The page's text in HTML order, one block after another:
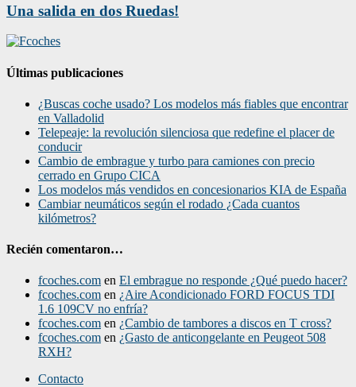
Una salida en dos Ruedas!
Últimas publicaciones
¿Buscas coche usado? Los modelos más fiables que encontrar
en Valladolid
Telepeaje: la revolución silenciosa que redefine el placer de
conducir
Cambio de embrague y turbo para camiones con precio
cerrado en Grupo CICA
Los modelos más vendidos en concesionarios KIA de España
Cambiar neumáticos según el rodado ¿Cada cuantos
kilómetros?
Recién comentaron…
fcoches.com en El embrague no responde ¿Qué puedo hacer?
fcoches.com en ¿Aire Acondicionado FORD FOCUS TDI
1.6 109CV no enfría?
fcoches.com en ¿Cambio de tambores a discos en T cross?
fcoches.com en ¿Gasto de anticongelante en Peugeot 508
RXH?
Contacto